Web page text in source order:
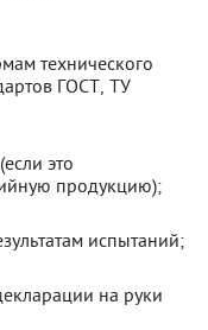
технического
ГОСТ, ТУ
это
продукцию);
испытаний;
на руки